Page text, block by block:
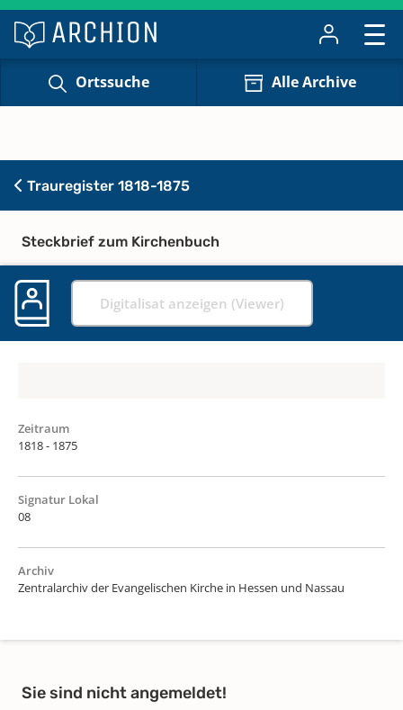
Ortssuche Alle Archive
Trauregister 1818-1875
Steckbrief zum Kirchenbuch
Digitalisat anzeigen (Viewer)
Zeitraum
1818 - 1875
Signatur Lokal
08
Archiv
Zentralarchiv der Evangelischen Kirche in Hessen und Nassau
Sie sind nicht angemeldet!